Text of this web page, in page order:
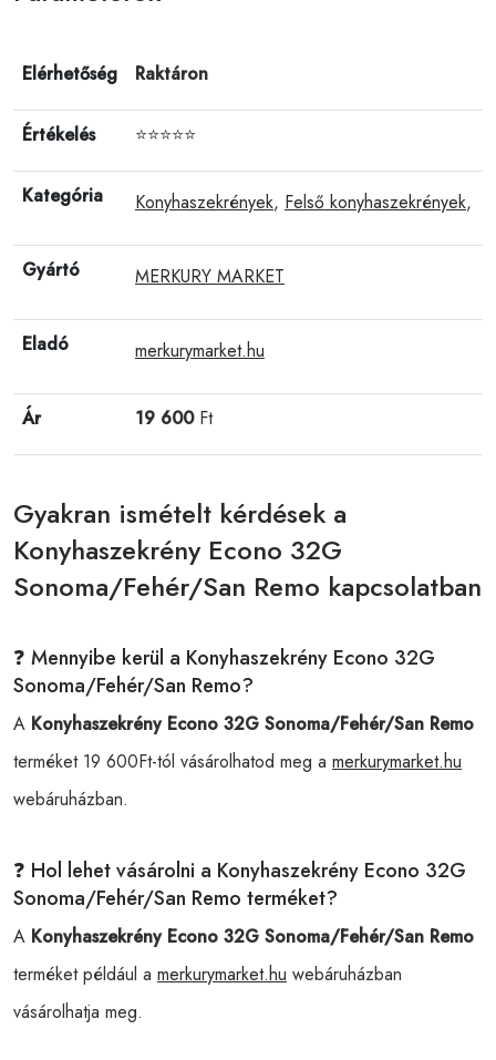
Elérhetőség Raktáron
Értékelés ⭐⭐⭐⭐⭐
Kategória Konyhaszekrények, Felső konyhaszekrények,
Gyártó MERKURY MARKET
Eladó merkurymarket.hu
Ár 19 600Ft
Gyakran ismételt kérdések a
Konyhaszekrény Econo 32G
Sonoma/Fehér/San Remo kapcsolatban
❓ Mennyibe kerül a Konyhaszekrény Econo 32G
Sonoma/Fehér/San Remo?
A Konyhaszekrény Econo 32G Sonoma/Fehér/San Remo
terméket 19 600Ft-tól vásárolhatod meg a merkurymarket.hu
webáruházban.
❓ Hol lehet vásárolni a Konyhaszekrény Econo 32G
Sonoma/Fehér/San Remo terméket?
A Konyhaszekrény Econo 32G Sonoma/Fehér/San Remo
terméket például a merkurymarket.hu webáruházban
vásárolhatja meg.